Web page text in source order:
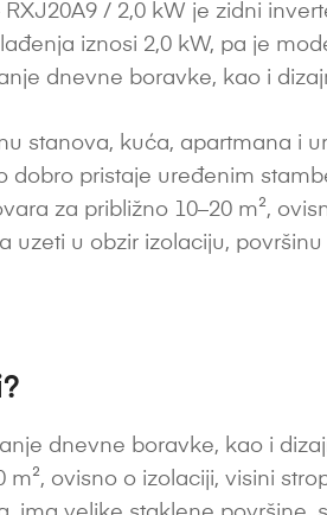
/ 2,0 kW je zidni
iznosi 2,0 kW, pa je
dnevne boravke, kao i
stanova, kuća, apartmana i
dobro pristaje uređenim
za približno 10–20 m²,
uzeti u obzir izolaciju,
dnevne boravke, kao i
ovisno o izolaciji, visini